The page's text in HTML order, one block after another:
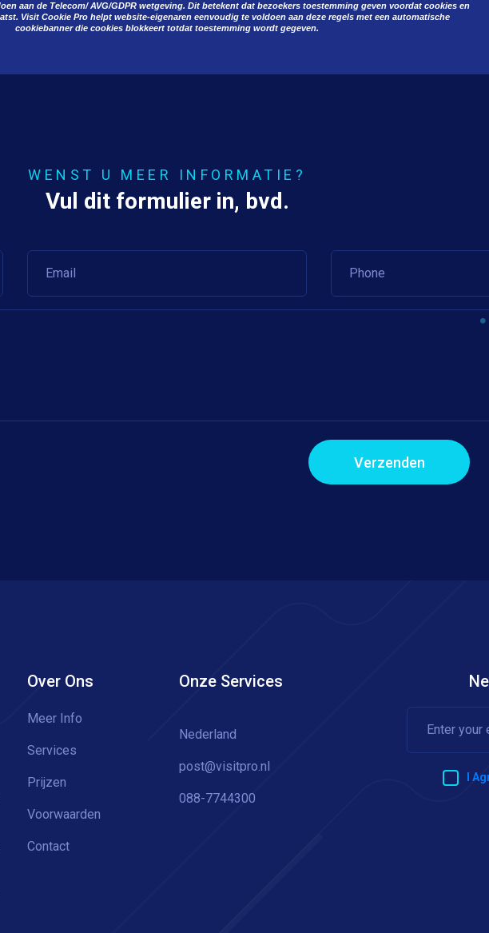
aan de Telecom/ AVG/GDPR wetgeving. Dit betekent dat bezoekers toestemming geven voordat cookies en
Visit Cookie Pro helpt website-eigenaren eenvoudig te voldoen aan deze regels met een automatische
cookiebanner die cookies blokkeert totdat toestemming wordt gegeven.
WENST U MEER INFORMATIE?
Vul dit formulier in, bvd.
Verzenden
Over Ons
Meer Info
Services
Prijzen
Voorwaarden
Contact
Onze Services
Nederland
post@visitpro.nl
088-7744300
I